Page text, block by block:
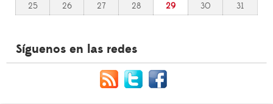
25
26 27 28 29 30 31
Síguenos en las redes